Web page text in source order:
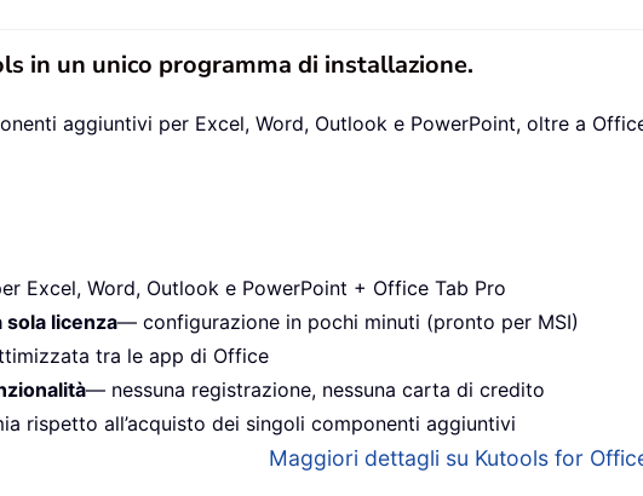
in un unico programma di installazione.
aggiuntivi per Excel, Word, Outlook e PowerPoint, oltre a
Excel, Word, Outlook e PowerPoint + Office Tab Pro
sola licenza— configurazione in pochi minuti (pronto per MSI)
tra le app di Office
— nessuna registrazione, nessuna carta di credito
rispetto all’acquisto dei singoli componenti aggiuntivi
Maggiori dettagli su Kutools for